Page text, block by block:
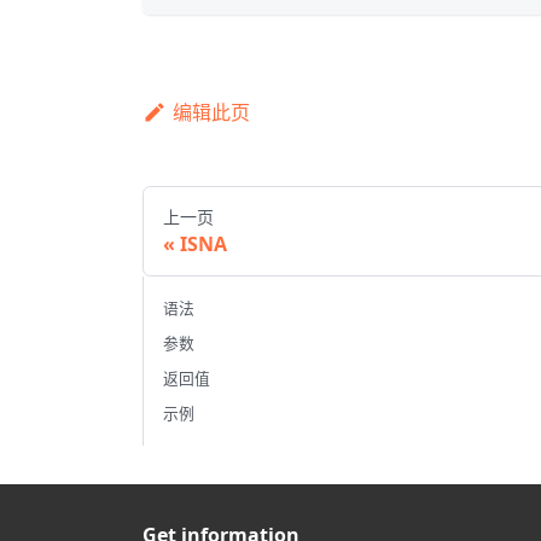
编辑此页
上一页
ISNA
语法
参数
返回值
示例
Get information